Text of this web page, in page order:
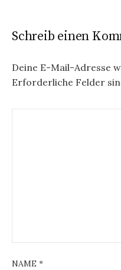
Schreib einen
Deine E-Mail-Adresse
Erforderliche Felder
NAME *